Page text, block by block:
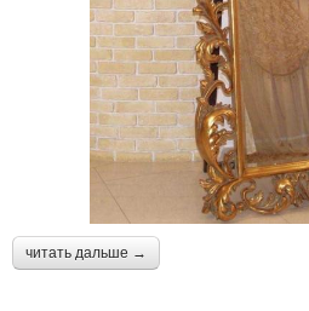
читать дальше →